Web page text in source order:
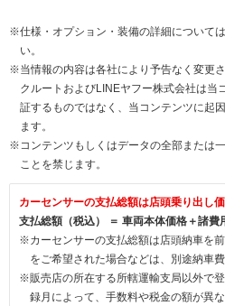
※仕様・オプション・装備の詳細について
い。
※当情報の内容は各社により予告なく変更
クルートおよびLINEヤフー株式会社は当
証するものではなく、当コンテンツに起
ます。
※コンテンツもしくはデータの全部または
ことを禁じます。
カーセンサーの支払総額は店頭乗り出し
支払総額（税込） ＝ 車両本体価格＋諸費
※カーセンサーの支払総額は店頭納車を
をご希望された場合などは、別途納車
※販売店の所在する所轄運輸支局以外で
録月によって、手数料や税金の額が異